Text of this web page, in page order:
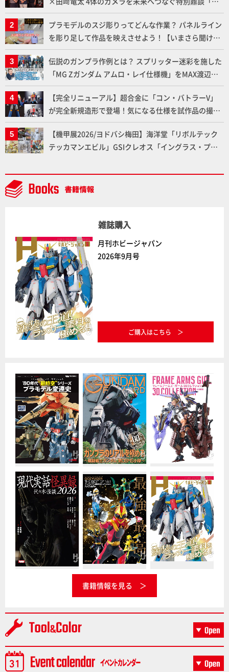
メラ永久保存化プロジェクト FINAL」
プラモデルのスジ彫りってどんな作業？ パネルライン
を彫り足して作品を映えさせよう！【いまさら聞けな
いプラモデルの基礎：スジ彫りとパネルライン】
伝説のガンプラ作例とは？ スプリッター迷彩を施した
「MG Zガンダム アムロ・レイ仕様機」をMAX渡辺が
ふたたび塗る!!【試し読み】
【完全リニューアル】超合金に「コン・バトラーV」
が完全新規造形で登場！気になる仕様を試作品の撮り
下ろしでご紹介!!さらに「大鉄人17」＆「ワンエイ
ト」セット情報もお届け！【超合金の魂】
【機甲展2026/ヨドバシ梅田】海洋堂「リボルテック
テッカマンエビル」GSIクレオス「イングラス・プラ
ファイン「TANK KONG2」など最新メカアイテム展示
レポート【Side B】
雑誌購入
月刊ホビージャパン
2026年9月号
ご購入はこちら
書籍情報を見る